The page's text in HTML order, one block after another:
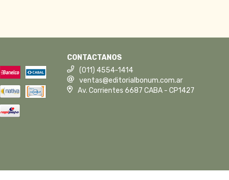
CONTACTANOS
(011) 4554-1414
ventas@editorialbonum.com.ar
Av. Corrientes 6687 CABA - CP1427